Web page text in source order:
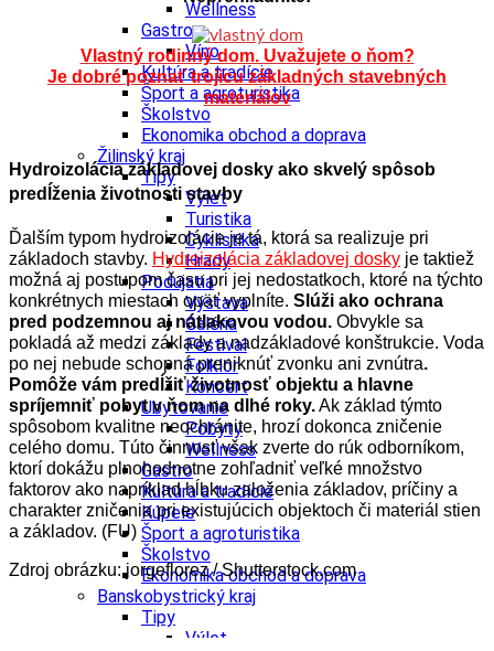
Wellness
Gastro
Víno
Kultúra a tradície
Šport a agroturistika
Školstvo
Ekonomika obchod a doprava
Žilinský kraj
Tipy
Výlet
Turistika
Cyklistika
Hrady
Podujatia
Výstava
Galéria
Festival
Folklór
Koncert
Ubytovanie
Pobyty
Wellness
Gastro
Kultúra a tradície
Kúpele
Šport a agroturistika
Školstvo
Ekonomika obchod a doprava
Banskobystrický kraj
Tipy
Výlet
Vlastný rodinný dom. Uvažujete o ňom?
Je dobré poznať trojicu základných stavebných
materiálov
Hydroizolácia základovej dosky ako skvelý spôsob
predĺženia životnosti stavby
Ďalším typom hydroizolácie je tá, ktorá sa realizuje pri
základoch stavby. Hydroizolácia základovej dosky je taktiež
možná aj postupom času pri jej nedostatkoch, ktoré na týchto
konkrétnych miestach opäť vyplníte. Slúži ako ochrana
pred podzemnou aj nátlakovou vodou. Obvykle sa
pokladá až medzi základy a nadzákladové konštrukcie. Voda
po nej nebude schopná preniknúť zvonku ani zvnútra.
Pomôže vám predĺžiť životnosť objektu a hlavne
spríjemniť pobyt v ňom na dlhé roky.Ak základ týmto
spôsobom kvalitne neochránite, hrozí dokonca zničenie
celého domu. Túto činnosť však zverte do rúk odborníkom,
ktorí dokážu plnohodnotne zohľadniť veľké množstvo
faktorov ako napríklad hĺbku založenia základov, príčiny a
charakter zničenia pri existujúcich objektoch či materiál stien
a základov. (FU)
Zdroj obrázku: jorgeflorez / Shutterstock.com